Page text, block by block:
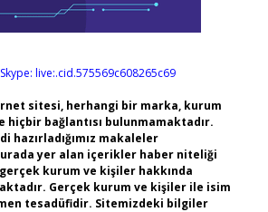
Skype: live:.cid.575569c608265c69
sitesi, herhangi bir marka, kurum
hiçbir bağlantısı bulunmamaktadır.
hazırladığımız makaleler
yer alan içerikler haber niteliği
kurum ve kişiler hakkında
Gerçek kurum ve kişiler ile isim
tesadüfidir. Sitemizdeki bilgiler